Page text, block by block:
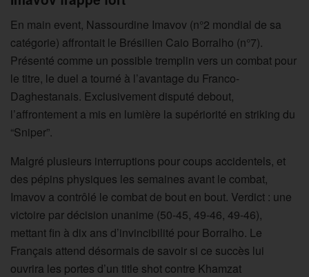
En main event, Nassourdine Imavov (n°2 mondial de sa
catégorie) affrontait le Brésilien Caio Borralho (n°7).
Présenté comme un possible tremplin vers un combat pour
le titre, le duel a tourné à l’avantage du Franco-
Daghestanais. Exclusivement disputé debout,
l’affrontement a mis en lumière la supériorité en striking du
“Sniper”.
Malgré plusieurs interruptions pour coups accidentels, et
des pépins physiques les semaines avant le combat,
Imavov a contrôlé le combat de bout en bout. Verdict : une
victoire par décision unanime (50-45, 49-46, 49-46),
mettant fin à dix ans d’invincibilité pour Borralho. Le
Français attend désormais de savoir si ce succès lui
ouvrira les portes d’un title shot contre Khamzat